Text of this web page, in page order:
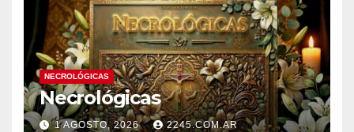
PRESENTACIONES
NECROLÓGICAS
Necrológicas
1 AGOSTO, 2026 2245.COM.AR